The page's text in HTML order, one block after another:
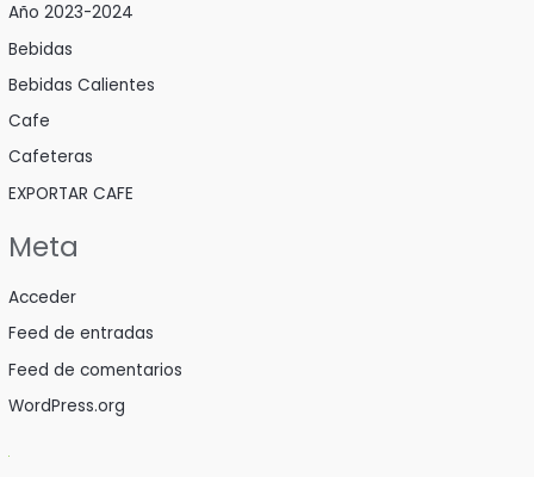
Año 2023-2024
Bebidas
Bebidas Calientes
Cafe
Cafeteras
EXPORTAR CAFE
Meta
Acceder
Feed de entradas
Feed de comentarios
WordPress.org